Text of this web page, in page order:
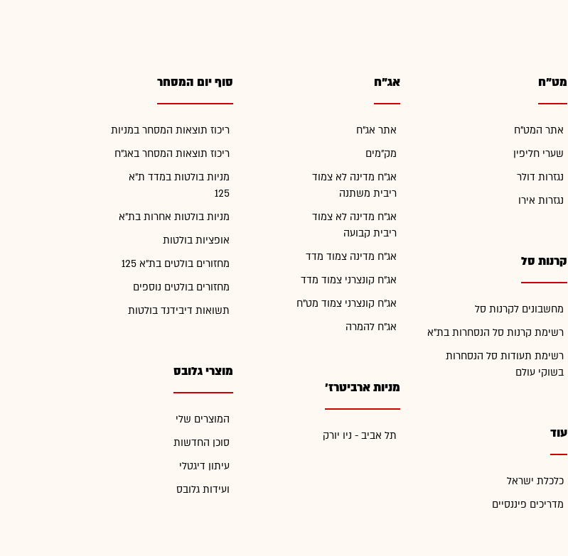
מט"ח
אתר המט"ח
שערי חליפין
נגזרות דולר
נגזרות אירו
קרנות סל
מחשבונים לקרנות סל
רשימת קרנות סל הנסחרות בת"א
רשימת תעודות סל הנסחרות
בשוקי עולם
עוד
כלכלת ישראל
מדריכים פיננסיים
אג"ח
אתר אג"ח
מק"מים
אג"ח מדינה לא צמוד
ריבית משתנה
אג"ח מדינה לא צמוד
ריבית קבועה
אג"ח מדינה צמוד מדד
אג"ח קונצרני צמוד מדד
אג"ח קונצרני צמוד מט"ח
אג"ח להמרה
מניות ארביטרז'
תל אביב - ניו יורק
סוף יום המסחר
ריכוז תוצאות המסחר במניות
ריכוז תוצאות המסחר באג"ח
מניות בולטות במדד ת"א
125
מניות בולטות אחרות בת"א
אופציות בולטות
מחזורים בולטים בת"א 125
מחזורים בולטים נוספים
תשואות דיבידנד בולטות
מוצרי גלובס
המוצרים שלי
סוכן החדשות
עיתון דיגטלי
ועידות גלובס